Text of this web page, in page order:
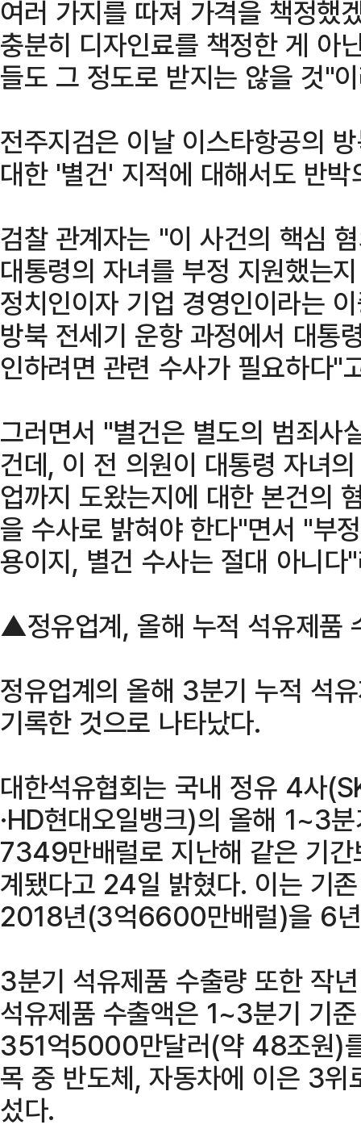
여러 가지를 따져 가격을 책정했
충분히 디자인료를 책정한 게 아
들도 그 정도로 받지는 않을 것"
전주지검은 이날 이스타항공의
대한 '별건' 지적에 대해서도 반
검찰 관계자는 "이 사건의 핵심
대통령의 자녀를 부정 지원했는
정치인이자 기업 경영인이라는
방북 전세기 운항 과정에서 대통
인하려면 관련 수사가 필요하다"
그러면서 "별건은 별도의 범죄사
건데, 이 전 의원이 대통령 자녀
업까지 도왔는지에 대한 본건의
을 수사로 밝혀야 한다"면서 "부
용이지, 별건 수사는 절대 아니다
▲정유업계, 올해 누적 석유제품
정유업계의 올해 3분기 누적 석
기록한 것으로 나타났다.
대한석유협회는 국내 정유 4사
·HD현대오일뱅크)의 올해 1~3
7349만배럴로 지난해 같은 기
계됐다고 24일 밝혔다. 이는 기
2018년(3억6600만배럴)을 6년
3분기 석유제품 수출량 또한 작
석유제품 수출액은 1~3분기 기
351억5000만달러(약 48조원)
목 중 반도체, 자동차에 이은 3
섰다.